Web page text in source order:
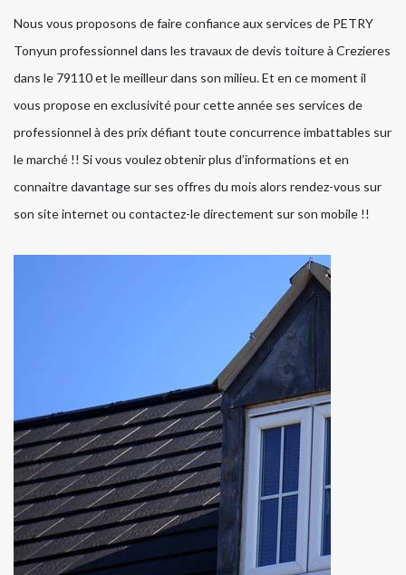
Nous vous proposons de faire confiance aux services de PETRY
Tonyun professionnel dans les travaux de devis toiture à Crezieres
dans le 79110 et le meilleur dans son milieu. Et en ce moment il
vous propose en exclusivité pour cette année ses services de
professionnel à des prix défiant toute concurrence imbattables sur
le marché !! Si vous voulez obtenir plus d’informations et en
connaitre davantage sur ses offres du mois alors rendez-vous sur
son site internet ou contactez-le directement sur son mobile !!